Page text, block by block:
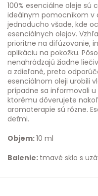
100% esenciálne oleje sú
ideálnym pomocníkom v
jednoducho všade, kde
esenciálnych olejov.
prioritne na difúzovanie,
aplikáciu na pokožku.
nenahrádzajú žiadne
a zdieľané, preto
esenciálnom oleji urobili
prípadne sa informovali
ktorému dôverujete
aromaterapie sú rôzne.
deťmi.
Objem:10 ml
Balenie: tmavé sklo s